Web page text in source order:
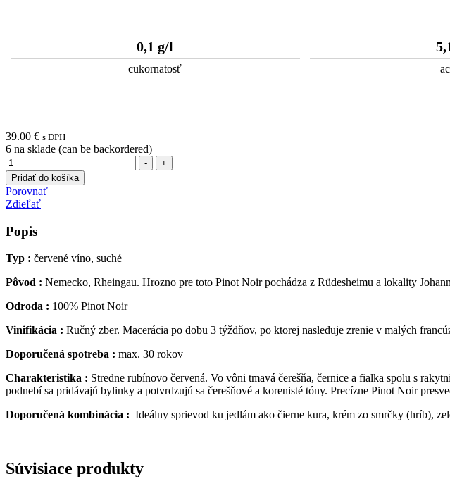
0,1 g/l
cukornatosť
39.00 € s DPH
6 na sklade (can be backordered)
Množstvo
-
+
Pridať do košíka
Porovnať
Zdieľať
Popis
Typ : červené víno, suché
Pôvod : Nemecko, Rheingau. Hrozno pre toto Pinot Noir pochádza z Rüdesheimu a lokality
Odroda : 100% Pinot Noir
Vinifikácia : Ručný zber. Macerácia po dobu 3 týždňov, po ktorej nasleduje zrenie v malých
Doporučená spotreba : max. 30 rokov
Charakteristika : Stredne rubínovo červená. Vo vôni tmavá čerešňa, černice a fialka spolu s
podnebí sa pridávajú bylinky a potvrdzujú sa čerešňové a korenisté tóny. Precízne Pinot Noir
Doporučená kombinácia : Ideálny sprievod ku jedlám ako čierne kura, krém zo smrčky (hríb),
Súvisiace produkty